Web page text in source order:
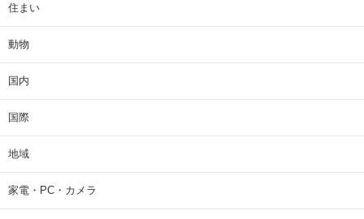
住まい
動物
国内
国際
地域
家電・PC・カメラ